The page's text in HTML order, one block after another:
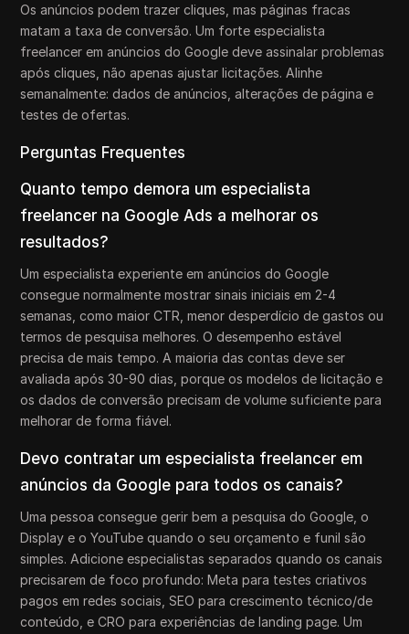
Os anúncios podem trazer cliques, mas páginas fracas
matam a taxa de conversão. Um forte especialista
freelancer em anúncios do Google deve assinalar problemas
após cliques, não apenas ajustar licitações. Alinhe
semanalmente: dados de anúncios, alterações de página e
testes de ofertas.
Perguntas Frequentes
Quanto tempo demora um especialista
freelancer na Google Ads a melhorar os
resultados?
Um especialista experiente em anúncios do Google
consegue normalmente mostrar sinais iniciais em 2-4
semanas, como maior CTR, menor desperdício de gastos ou
termos de pesquisa melhores. O desempenho estável
precisa de mais tempo. A maioria das contas deve ser
avaliada após 30-90 dias, porque os modelos de licitação e
os dados de conversão precisam de volume suficiente para
melhorar de forma fiável.
Devo contratar um especialista freelancer em
anúncios da Google para todos os canais?
Uma pessoa consegue gerir bem a pesquisa do Google, o
Display e o YouTube quando o seu orçamento e funil são
simples. Adicione especialistas separados quando os canais
precisarem de foco profundo: Meta para testes criativos
pagos em redes sociais, SEO para crescimento técnico/de
conteúdo, e CRO para experiências de landing page. Um